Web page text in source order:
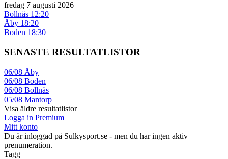
fredag 7 augusti 2026
Bollnäs 12:20
Åby 18:20
Boden 18:30
SENASTE RESULTATLISTOR
06/08 Åby
06/08 Boden
06/08 Bollnäs
05/08 Mantorp
Visa äldre resultatlistor
Logga in Premium
Mitt konto
Du är inloggad på Sulkysport.se - men du har ingen aktiv
prenumeration.
Tagg